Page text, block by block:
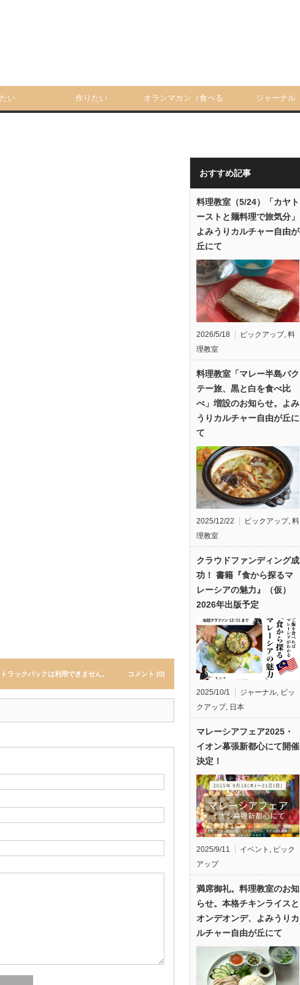
い 作りたい オランマカン（食べる ジャーナル
トラックバックは利用できません。 コメント (0)
おすすめ記事
料理教室（5/24）「カヤト
ーストと麺料理で旅気分」
よみうりカルチャー自由が
丘にて
2026/5/18 ピックアップ, 料
理教室
料理教室「マレー半島バク
テー旅、黒と白を食べ比
べ」増設のお知らせ。よみ
うりカルチャー自由が丘に
て
2025/12/22 ピックアップ, 料
理教室
クラウドファンディング成
功！ 書籍『食から探るマ
レーシアの魅力』（仮）
2026年出版予定
2025/10/1 ジャーナル, ピッ
クアップ, 日本
マレーシアフェア2025・
イオン幕張新都心にて開催
決定！
2025/9/11 イベント , ピック
アップ
満席御礼。料理教室のお知
らせ。本格チキンライスと
オンデオンデ、よみうりカ
ルチャー自由が丘にて